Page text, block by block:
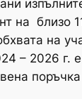
на близо
на
– 2026 г.
поръчка